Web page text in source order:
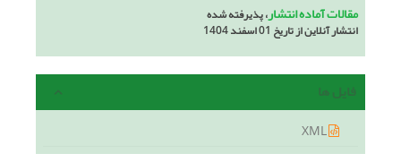
مقالات آماده انتشار، پذیرفته شده
انتشار آنلاین از تاریخ 01 اسفند 1404
فایل ها